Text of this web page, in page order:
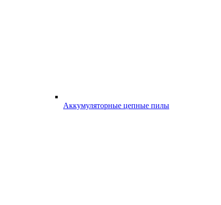
Аккумуляторные цепные пилы